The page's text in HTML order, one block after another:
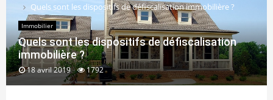
Quels sont les dispositifs de défiscalisation immobilière ?
Immobilier
Quels sont les dispositifs de défiscalisation
immobilière ?
18 avril 2019 1792